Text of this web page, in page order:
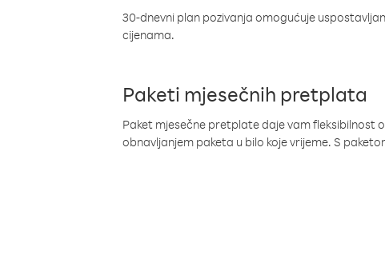
30-dnevni plan pozivanja omogućuje
cijenama.
Paketi mjesečnih pretplata
Paket mjesečne pretplate daje vam fleksibilnost
obnavljanjem paketa u bilo koje vrijeme. S